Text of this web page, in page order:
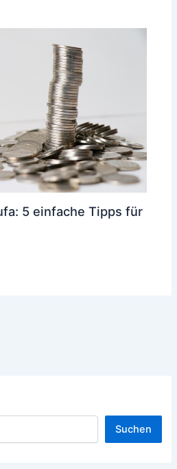
5 einfache Tipps für
Suchen